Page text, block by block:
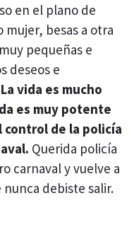
en el plano de
besas a otra
pequeñas e
deseos e
La vida es mucho
es muy potente
control de la policía
Querida policía
carnaval y vuelve a
debiste salir.